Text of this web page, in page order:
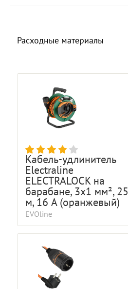
Расходные материалы
Кабель-удлинитель
Electraline
ELECTRALOCK на
барабане, 3x1 мм², 25
м, 16 A (оранжевый)
EVOline